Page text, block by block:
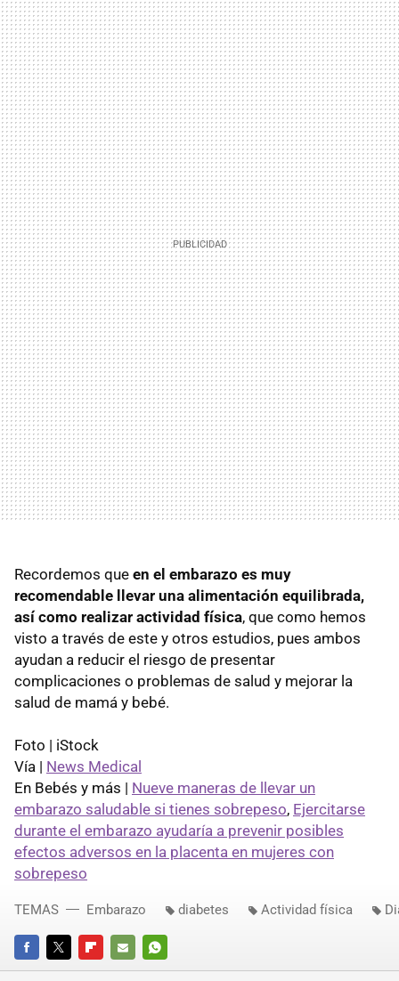
Recordemos que en el embarazo es muy
recomendable llevar una alimentación equilibrada,
así como realizar actividad física, que como hemos
visto a través de este y otros estudios, pues ambos
ayudan a reducir el riesgo de presentar
complicaciones o problemas de salud y mejorar la
salud de mamá y bebé.
Foto | iStock
Vía | News Medical
En Bebés y más | Nueve maneras de llevar un
embarazo saludable si tienes sobrepeso, Ejercitarse
durante el embarazo ayudaría a prevenir posibles
efectos adversos en la placenta en mujeres con
sobrepeso
FACEBOOKTWITTERFLIPBOARD
E-
WHATSAPP
TEMAS Embarazo diabetes Actividad física